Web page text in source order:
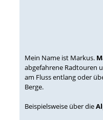
Mein Name ist Markus.
abgefahrene Radtouren
am Fluss entlang oder
Berge.
Beispielsweise über die